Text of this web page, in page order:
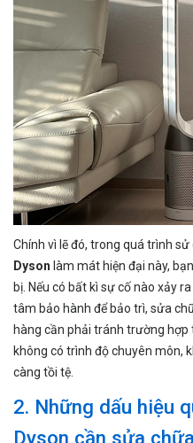
Chính vì lẽ đó, trong quá trình sử
Dyson làm mát hiện đại này,
bị. Nếu có bất kì sự cố nào xảy
tâm bảo hành để bảo trì, sửa
hàng cần phải tránh trường
không có trình độ chuyên môn,
càng tồi tệ.
2. Những dấu hiệu
Dyson cần sửa chữa